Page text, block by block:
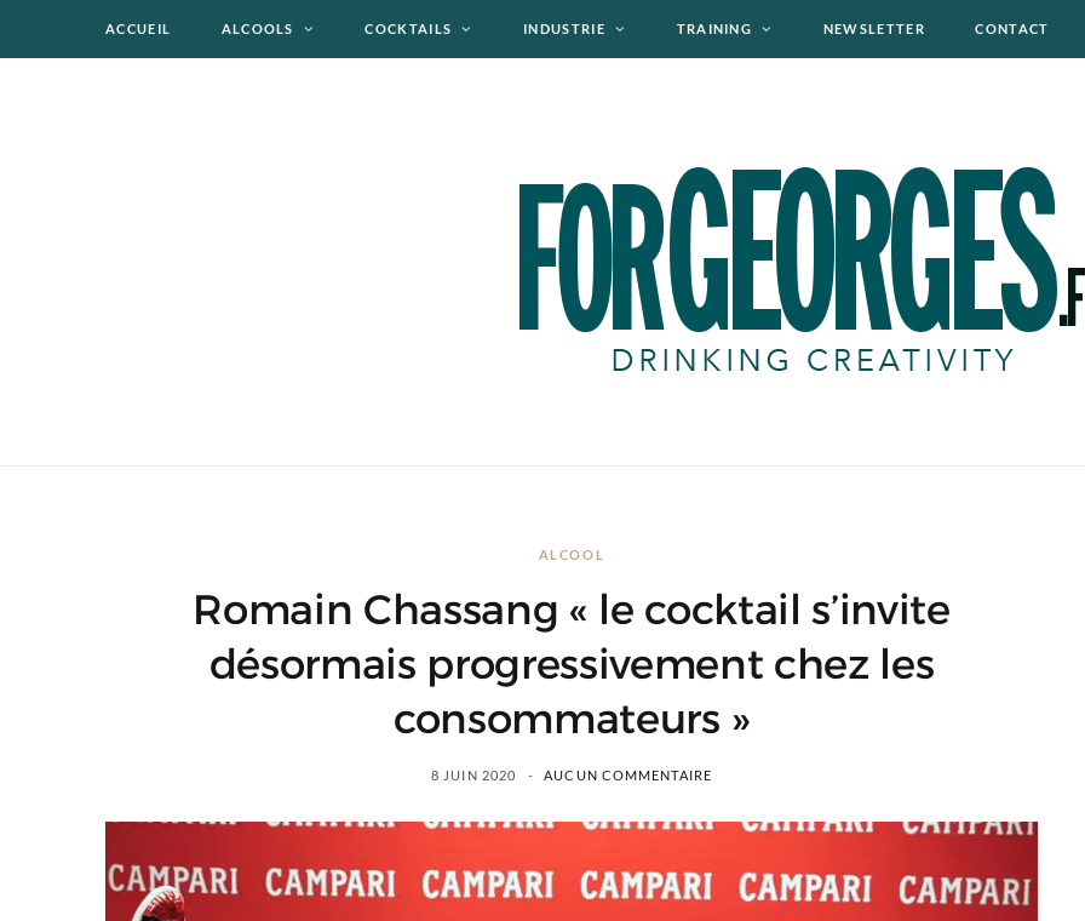
ACCUEIL ALCOOLS COCKTAILS INDUSTRIE TRAINING NEWSLETTER CONTACT
ALCOOL
Romain Chassang « le cocktail s’invite
désormais progressivement chez les
consommateurs »
8 JUIN 2020 AUCUN COMMENTAIRE